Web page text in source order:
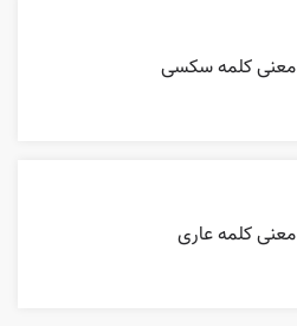
معنی کلمه سکسی
معنی کلمه عاری